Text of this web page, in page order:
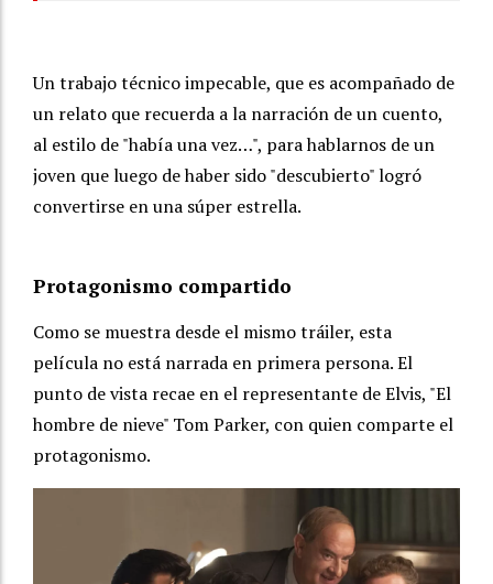
Un trabajo técnico impecable, que es acompañado de
un relato que recuerda a la narración de un cuento,
al estilo de "había una vez…", para hablarnos de un
joven que luego de haber sido "descubierto" logró
convertirse en una súper estrella.
Protagonismo compartido
Como se muestra desde el mismo tráiler, esta
película no está narrada en primera persona. El
punto de vista recae en el representante de Elvis, "El
hombre de nieve" Tom Parker, con quien comparte el
protagonismo.